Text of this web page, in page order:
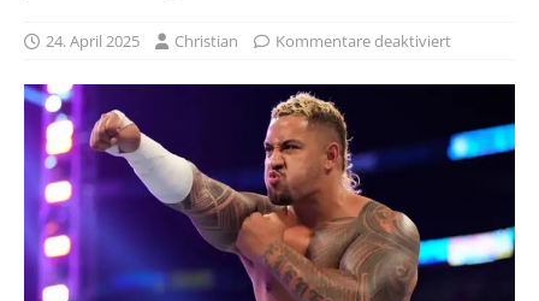
24. April 2025 Christian Kommentare deaktiviert